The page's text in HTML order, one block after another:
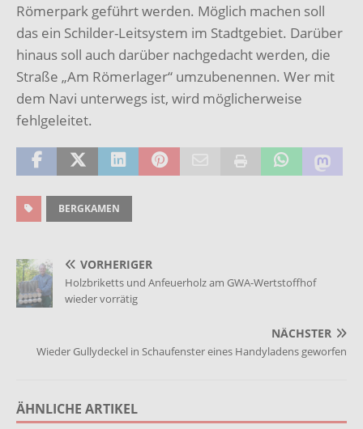
Römerpark geführt werden. Möglich machen soll
das ein Schilder-Leitsystem im Stadtgebiet. Darüber
hinaus soll auch darüber nachgedacht werden, die
Straße „Am Römerlager“ umzubenennen. Wer mit
dem Navi unterwegs ist, wird möglicherweise
fehlgeleitet.
BERGKAMEN
VORHERIGER
Holzbriketts und Anfeuerholz am GWA-Wertstoffhof
wieder vorrätig
NÄCHSTER
Wieder Gullydeckel in Schaufenster eines Handyladens geworfen
ÄHNLICHE ARTIKEL